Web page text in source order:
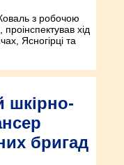
з робочою
хід
Ясногірці та
шкірно-
бригад